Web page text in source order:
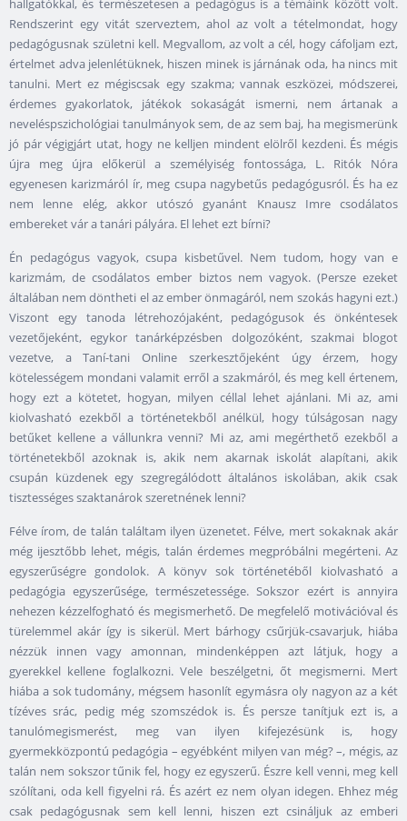
hallgatókkal, és természetesen a pedagógus is a témáink között volt.
Rendszerint egy vitát szerveztem, ahol az volt a tételmondat, hogy
pedagógusnak születni kell. Megvallom, az volt a cél, hogy cáfoljam ezt,
értelmet adva jelenlétüknek, hiszen minek is járnának oda, ha nincs mit
tanulni. Mert ez mégiscsak egy szakma; vannak eszközei, módszerei,
érdemes gyakorlatok, játékok sokaságát ismerni, nem ártanak a
neveléspszichológiai tanulmányok sem, de az sem baj, ha megismerünk
jó pár végigjárt utat, hogy ne kelljen mindent elölről kezdeni. És mégis
újra meg újra előkerül a személyiség fontossága, L. Ritók Nóra
egyenesen karizmáról ír, meg csupa nagybetűs pedagógusról. És ha ez
nem lenne elég, akkor utószó gyanánt Knausz Imre csodálatos
embereket vár a tanári pályára. El lehet ezt bírni?
Én pedagógus vagyok, csupa kisbetűvel. Nem tudom, hogy van e
karizmám, de csodálatos ember biztos nem vagyok. (Persze ezeket
általában nem döntheti el az ember önmagáról, nem szokás hagyni ezt.)
Viszont egy tanoda létrehozójaként, pedagógusok és önkéntesek
vezetőjeként, egykor tanárképzésben dolgozóként, szakmai blogot
vezetve, a Taní-tani Online szerkesztőjeként úgy érzem, hogy
kötelességem mondani valamit erről a szakmáról, és meg kell értenem,
hogy ezt a kötetet, hogyan, milyen céllal lehet ajánlani. Mi az, ami
kiolvasható ezekből a történetekből anélkül, hogy túlságosan nagy
betűket kellene a vállunkra venni? Mi az, ami megérthető ezekből a
történetekből azoknak is, akik nem akarnak iskolát alapítani, akik
csupán küzdenek egy szegregálódott általános iskolában, akik csak
tisztességes szaktanárok szeretnének lenni?
Félve írom, de talán találtam ilyen üzenetet. Félve, mert sokaknak akár
még ijesztőbb lehet, mégis, talán érdemes megpróbálni megérteni. Az
egyszerűségre gondolok. A könyv sok történetéből kiolvasható a
pedagógia egyszerűsége, természetessége. Sokszor ezért is annyira
nehezen kézzelfogható és megismerhető. De megfelelő motivációval és
türelemmel akár így is sikerül. Mert bárhogy csűrjük-csavarjuk, hiába
nézzük innen vagy amonnan, mindenképpen azt látjuk, hogy a
gyerekkel kellene foglalkozni. Vele beszélgetni, őt megismerni. Mert
hiába a sok tudomány, mégsem hasonlít egymásra oly nagyon az a két
tízéves srác, pedig még szomszédok is. És persze tanítjuk ezt is, a
tanulómegismerést, meg van ilyen kifejezésünk is, hogy
gyermekközpontú pedagógia – egyébként milyen van még? –, mégis, az
talán nem sokszor tűnik fel, hogy ez egyszerű. Észre kell venni, meg kell
szólítani, oda kell figyelni rá. És azért ez nem olyan idegen. Ehhez még
csak pedagógusnak sem kell lenni, hiszen ezt csináljuk az emberi